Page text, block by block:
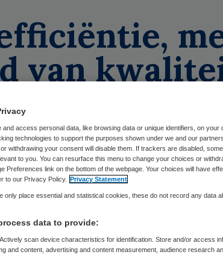
van
18 april 2012,13:11 42 keer gelezen
and access personal data, like browsing data or unique identifiers, on your
technologies to support the purposes shown under we and our
withdrawing your consent will disable them. If trackers are disabled,
to you. You can resurface this menu to change your choices or
Preferences link on the bottom of the webpage. Your choices will have
to our Privacy Policy. Privacy Statement
only place essential and statistical cookies, these do not record any data
data to provide:
scan device characteristics for identification. Store and/or access
and content, advertising and content measurement, audience research